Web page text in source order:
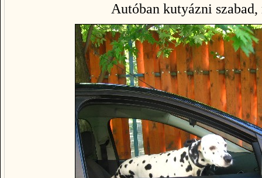
Autóban kutyázni